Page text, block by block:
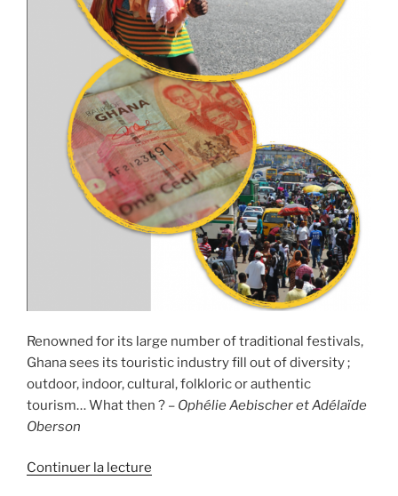
Renowned for its large number of traditional festivals,
Ghana sees its touristic industry fill out of diversity ;
outdoor, indoor, cultural, folkloric or authentic
tourism… What then ? – Ophélie Aebischer et Adélaïde
Oberson
Continuer la lecture